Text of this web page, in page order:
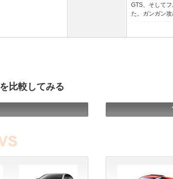
GTS、そして
た。ガンガン
比較してみる